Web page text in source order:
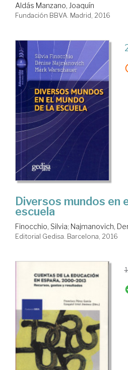
Aldás Manzano, Joaquín
Fundación BBVA. Madrid, 2016
Diversos mundos en
escuela
Finocchio, Silvia; Najmanovich,
Editorial Gedisa. Barcelona, 2016